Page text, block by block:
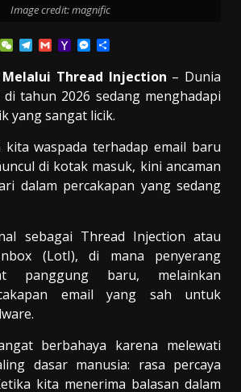
Image credit: magnific
WhatsApp
WeChatTelegram
GmailYahoo
Mail
Messenger
Melalui Thread Injection – Dunia
tahun 2026 sedang menghadapi
yang sangat licik.
kita waspada terhadap email baru
di kotak masuk, kini ancaman
dalam percakapan yang sedang
sebagai Thread Injection atau
(LotI), di mana penyerang
panggung baru, melainkan
email yang sah untuk
berbahaya karena melewati
dasar manusia: rasa percaya
kita menerima balasan dalam